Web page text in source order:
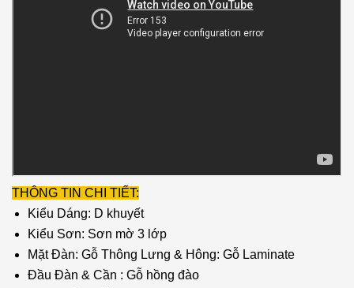
THÔNG TIN CHI TIẾT:
Kiểu Dáng: D khuyết
Kiểu Sơn: Sơn mờ 3 lớp
Mặt Đàn: Gỗ Thông Lưng & Hông: Gỗ Laminate
Đầu Đàn & Cần : Gỗ hồng đào